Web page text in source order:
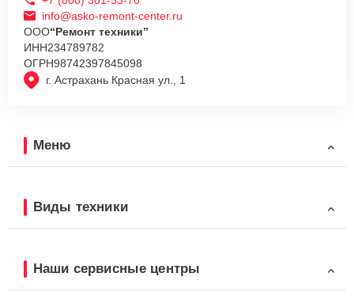
г. Астрахань Красная ул., 1
info@asko-remont-center.ru
ООО“Ремонт техники”
ИНН234789782
ОГРН98742397845098
Меню
Виды техники
Наши сервисные центры